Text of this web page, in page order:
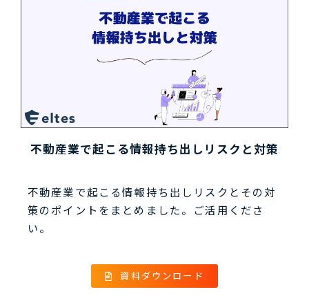
不動産業で起こる情報持ち出しリスクと対策
不動産業で起こる情報持ち出しリスクとその対
策のポイントをまとめました。ご活用くださ
い。
資料ダウンロード